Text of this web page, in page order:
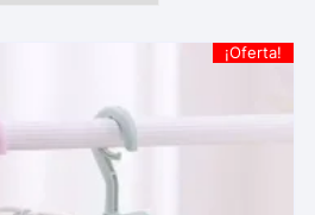
¡Oferta!